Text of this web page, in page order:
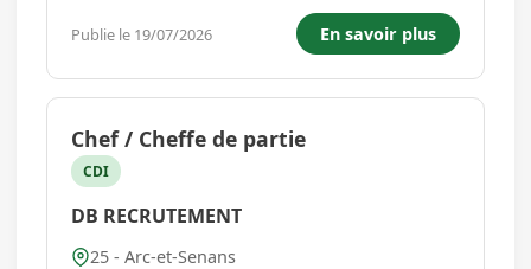
seconde salle, plus intime. Deux cadres, une
seule cuisine, et une même idée : une cuisine
fusion intern...
Publie le 19/07/2026 En savoir plus
Chef / Cheffe de partie
CDI
DB RECRUTEMENT
25 - Arc-et-Senans